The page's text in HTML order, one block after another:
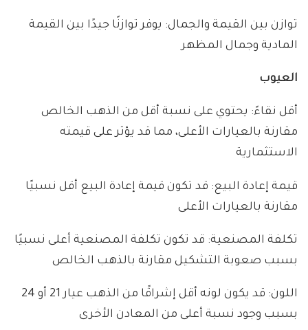
توازن بين القيمة والجمال: يوفر توازنًا جيدًا بين القيمة
المادية وجمال المظهر
العيوب
أقل نقاءً: يحتوي على نسبة أقل من الذهب الخالص
مقارنة بالعيارات الأعلى، مما قد يؤثر على قيمته
الاستثمارية
قيمة إعادة البيع: قد تكون قيمة إعادة البيع أقل نسبيًا
مقارنة بالعيارات الأعلى
تكلفة المصنعية: قد تكون تكلفة المصنعية أعلى نسبيًا
بسبب صعوبة التشكيل مقارنة بالذهب الخالص
اللون: قد يكون لونه أقل إشراقًا من الذهب عيار 21 أو 24
بسبب وجود نسبة أعلى من المعادن الأخرى